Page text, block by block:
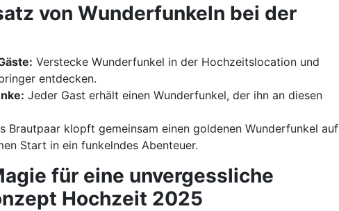
von Wunderfunkeln bei der
Verstecke Wunderfunkel in der Hochzeitslocation und
entdecken.
Jeder Gast erhält einen Wunderfunkel, der ihn an diesen
Brautpaar klopft gemeinsam einen goldenen Wunderfunkel auf
Start in ein funkelndes Abenteuer.
für eine unvergessliche
Hochzeit 2025